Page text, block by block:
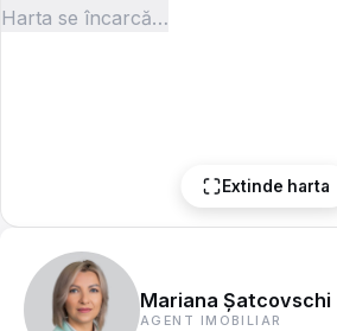
Compartimentare: 2
Bucătărie mobilată și echipată
Feronerie de calitate superioară
Baie renovată, cu cadă
Geamuri orientate spre curtea
Mariana Șatcovschi
AGENT IMOBILIAR
Harta se încarcă…
Extinde harta